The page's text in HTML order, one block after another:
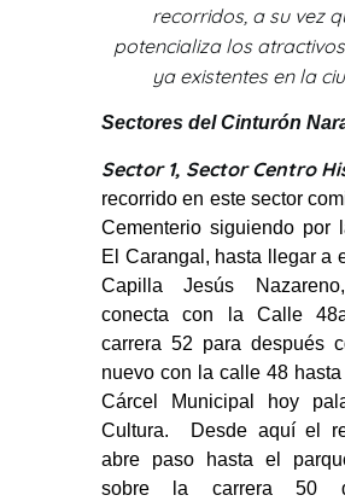
recorridos, a su vez
potencializa los
ya existentes en la
Sectores del Cinturón
Sector 1, Sector Centro
recorrido en este sector
Cementerio siguiendo por
El Carangal, hasta llegar a
Capilla Jesús
conecta con la Calle
carrera 52 para después
nuevo con la calle 48
Cárcel Municipal hoy
Cultura. Desde aquí el
abre paso hasta el
sobre la carrera 50